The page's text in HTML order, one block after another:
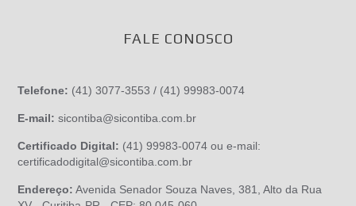
FALE CONOSCO
Telefone: (41) 3077-3553 / (41) 99983-0074
E-mail:sicontiba@sicontiba.com.br
Certificado Digital: (41) 99983-0074 ou e-mail:
certificadodigital@sicontiba.com.br
Endereço: Avenida Senador Souza Naves, 381, Alto da Rua